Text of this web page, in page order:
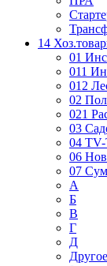
14
01
011
012
02
021
03
04 TV-
06
07
А
Б
В
Г
Д
Другое